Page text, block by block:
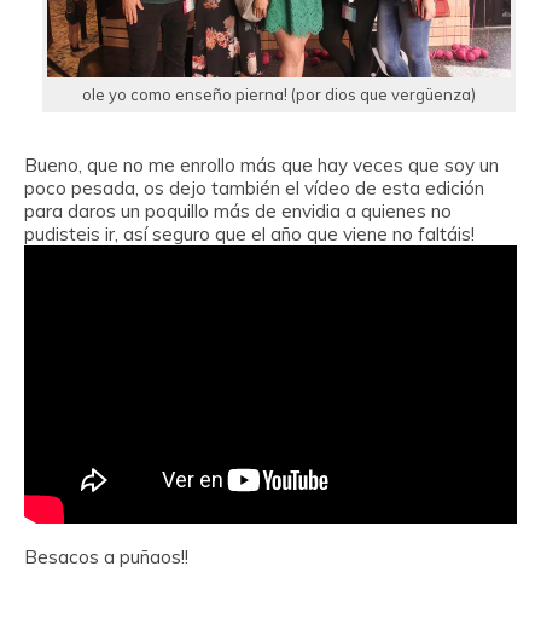
ole yo como enseño pierna! (por dios que vergüenza)
Bueno, que no me enrollo más que hay veces que soy un
poco pesada, os dejo también el vídeo de esta edición
para daros un poquillo más de envidia a quienes no
pudisteis ir, así seguro que el año que viene no faltáis!
Besacos a puñaos!!